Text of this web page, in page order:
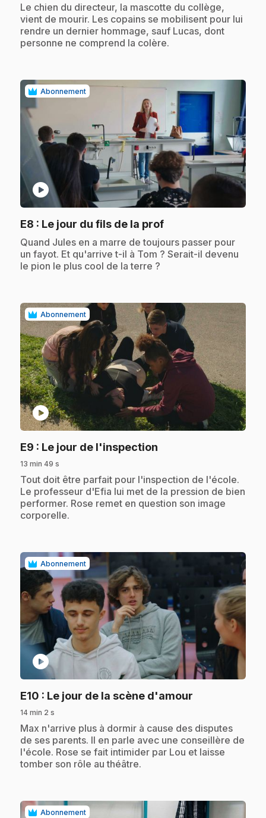
.Le chien du directeur, la mascotte du collège,
vient de mourir. Les copains se mobilisent pour lui
rendre un dernier hommage, sauf Lucas, dont
personne ne comprend la colère.
Abonnement
play_circle
E8 : Le jour du fils de la prof.
.Quand Jules en a marre de toujours passer pour
un fayot. Et qu'arrive t-il à Tom ? Serait-il devenu
le pion le plus cool de la terre ?
Abonnement
play_circle
E9 : Le jour de l'inspection
13 min 49 s
.Tout doit être parfait pour l'inspection de l'école.
Le professeur d'Efia lui met de la pression de bien
performer. Rose remet en question son image
corporelle.
Abonnement
play_circle
E10 : Le jour de la scène d'amour
14 min 2 s
.Max n'arrive plus à dormir à cause des disputes
de ses parents. Il en parle avec une conseillère de
l'école. Rose se fait intimider par Lou et laisse
tomber son rôle au théâtre.
Abonnement